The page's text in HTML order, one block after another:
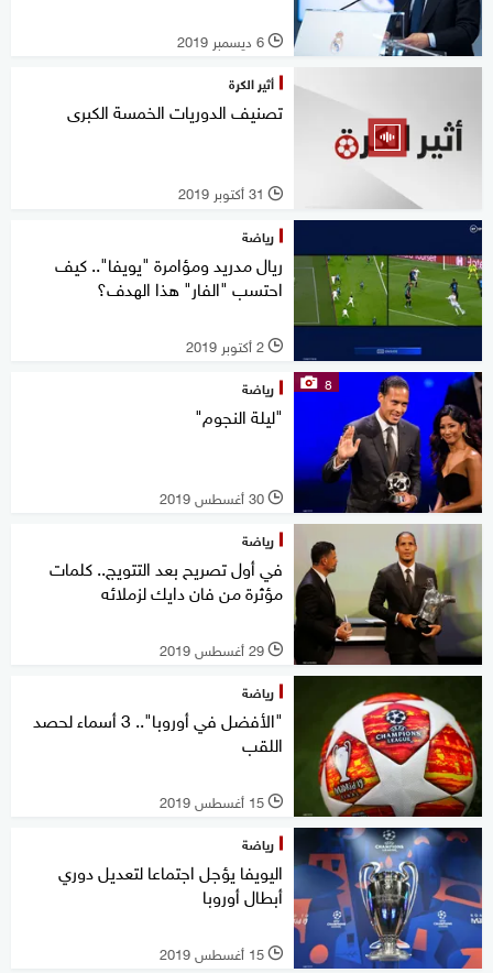
l 6 ديسمبر 2019
أثير الكرة
تصنيف الدوريات الخمسة الكبرى
l 31 أكتوبر 2019
رياضة
ريال مدريد ومؤامرة "يويفا".. كيف
احتسب "الفار" هذا الهدف؟
l 2 أكتوبر 2019
8 رياضة
"ليلة النجوم"
l 30 أغسطس 2019
رياضة
في أول تصريح بعد التتويج.. كلمات
مؤثرة من فان دايك لزملائه
l 29 أغسطس 2019
رياضة
"الأفضل في أوروبا".. 3 أسماء لحصد
اللقب
l 15 أغسطس 2019
رياضة
اليويفا يؤجل اجتماعا لتعديل دوري
أبطال أوروبا
l 15 أغسطس 2019